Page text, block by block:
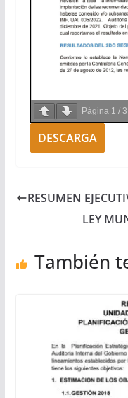
Página 1 / 3
DESCARGA
RESUMEN
LEY
También